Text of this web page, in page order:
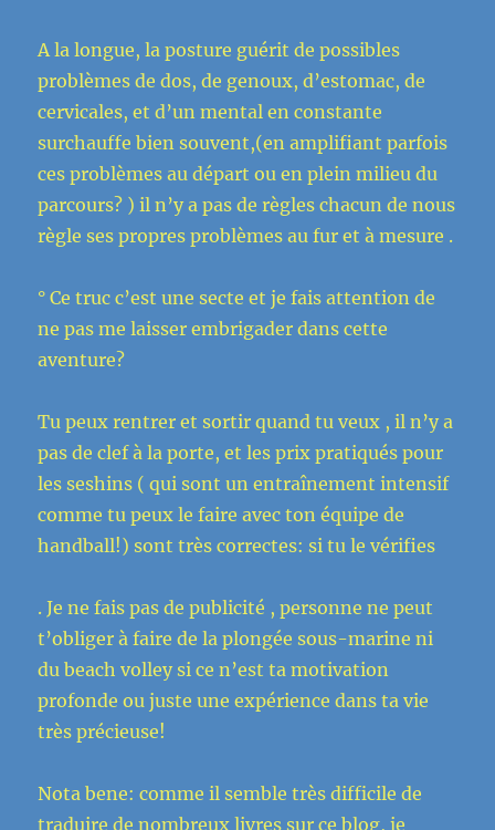
A la longue, la posture guérit de possibles
problèmes de dos, de genoux, d’estomac, de
cervicales, et d’un mental en constante
surchauffe bien souvent,(en amplifiant parfois
ces problèmes au départ ou en plein milieu du
parcours? ) il n’y a pas de règles chacun de nous
règle ses propres problèmes au fur et à mesure .
° Ce truc c’est une secte et je fais attention de
ne pas me laisser embrigader dans cette
aventure?
Tu peux rentrer et sortir quand tu veux , il n’y a
pas de clef à la porte, et les prix pratiqués pour
les seshins ( qui sont un entraînement intensif
comme tu peux le faire avec ton équipe de
handball!) sont très correctes: si tu le vérifies
. Je ne fais pas de publicité , personne ne peut
t’obliger à faire de la plongée sous-marine ni
du beach volley si ce n’est ta motivation
profonde ou juste une expérience dans ta vie
très précieuse!
Nota bene: comme il semble très difficile de
traduire de nombreux livres sur ce blog, je